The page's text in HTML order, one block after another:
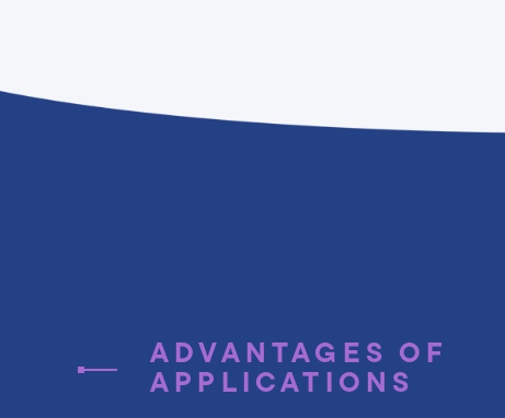
ADVANTAGES OF
APPLICATIONS